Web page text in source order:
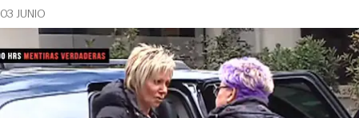
03 JUNIO